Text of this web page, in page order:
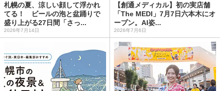
札幌の夏、涼しい顔して浮かれ
てる！ ビールの泡と盆踊りで
盛り上がる27日間「さっ...
2026年7月14日
【創通メディカル】初の実店舗
「The MEDI」7月7日六本木にオ
ープン。AI姿...
2026年7月6日